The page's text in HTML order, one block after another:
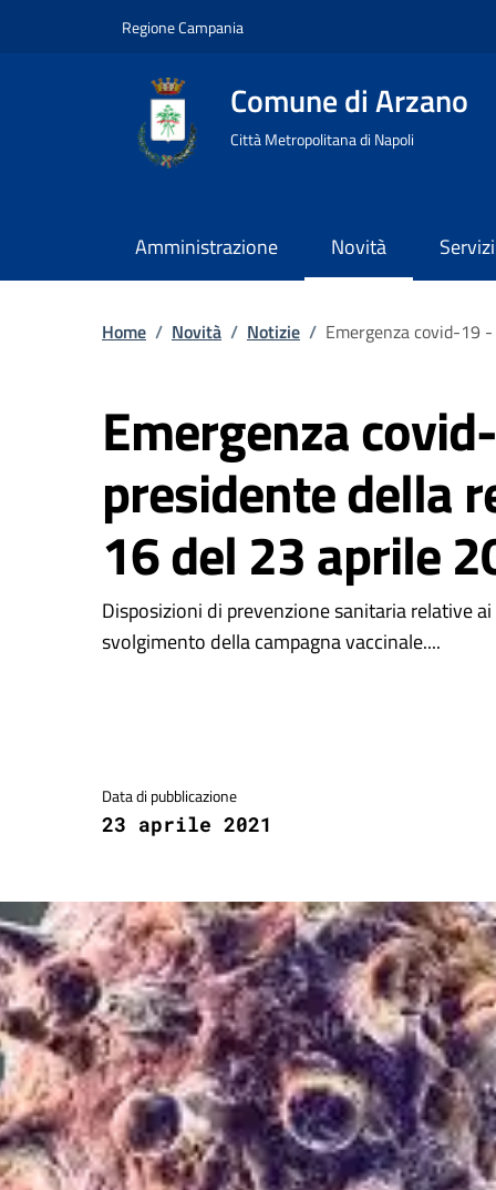
Regione Campania
Comune di Arzano
Città Metropolitana di Napoli
Amministrazione Novità Servizi
Home / Novità / Notizie / Emergenza covid-19
Emergenza
presidente della
16 del 23 aprile
Disposizioni di prevenzione sanitaria relative
svolgimento della campagna vaccinale....
Data di pubblicazione
23 aprile 2021